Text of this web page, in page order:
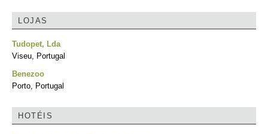
LOJAS
Tudopet, Lda
Viseu, Portugal
Benezoo
Porto, Portugal
HOTÉIS